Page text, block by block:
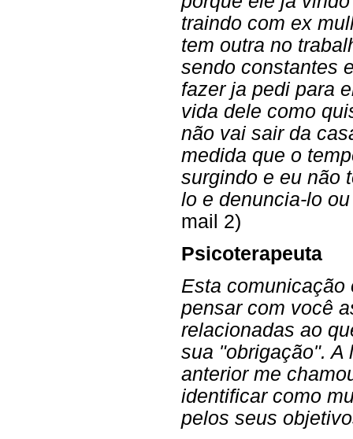
traindo com ex
tem outra no
sendo constantes
fazer ja pedi para
vida dele como
não vai sair da
medida que o
surgindo e eu não
lo e denuncia-lo
mail 2)
Psicoterapeuta
Esta
pensar com você
relacionadas ao
sua "obrigação". A
anterior me
identificar como
pelos seus